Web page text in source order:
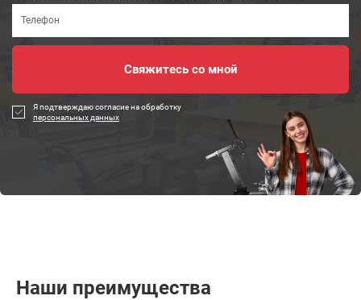
Я подтверждаю согласие на обработку
персональных данных
Наши преимущества